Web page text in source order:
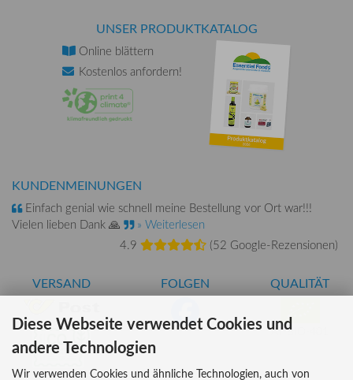
UNSER PRODUKTKATALOG
Online blättern
Kostenlos anfordern!
KUNDENMEINUNGEN
Einfach genial wie schnell meine Bestellung vor Ort war!!!
Vielen lieben Dank 🙏
» Weiterlesen
4.9
(52 Google-Rezensionen)
VERSAND FOLGEN QUALITÄT
AT-BIO-401
Diese Webseite verwendet Cookies und
andere Technologien
Wir verwenden Cookies und ähnliche Technologien, auch von